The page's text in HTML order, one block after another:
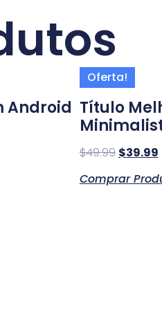
Android
Oferta!
Título
$49.99 $39.99
Comprar